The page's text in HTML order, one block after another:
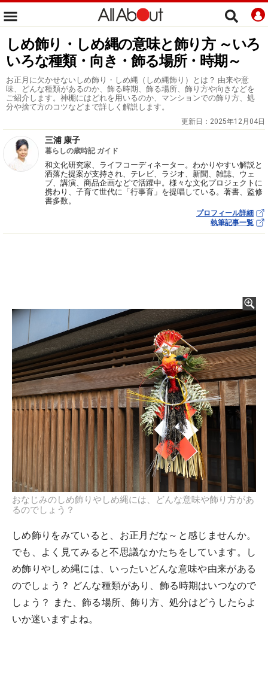
しめ飾り・しめ縄の意味と飾り方 ～いろ
いろな種類・向き・飾る場所・時期～
お正月に欠かせないしめ飾り・しめ縄（しめ縄飾り）とは？ 由来や意
味、どんな種類があるのか、飾る時期、飾る場所、飾り方や向きなどを
ご紹介します。神棚にはどれを用いるのか、マンションでの飾り方、処
分や捨て方のコツなどまで詳しく解説します。
更新日： 2025年12月04日
三浦 康子
暮らしの歳時記 ガイド
和文化研究家、ライフコーディネーター。わかりやすい解説と
洒落た提案が支持され、テレビ、ラジオ、新聞、雑誌、ウェ
ブ、講演、商品企画などで活躍中。様々な文化プロジェクトに
携わり、子育て世代に「行事育」を提唱している。著書、監修
書多数。
プロフィール詳細
執筆記事一覧
おなじみのしめ飾りやしめ縄には、どんな意味や飾り方があ
るのでしょう？
しめ飾りをみていると、お正月だな～と感じませんか。
でも、よく見てみると不思議なかたちをしています。し
め飾りやしめ縄には、いったいどんな意味や由来がある
のでしょう？ どんな種類があり、飾る時期はいつなので
しょう？ また、飾る場所、飾り方、処分はどうしたらよ
いか迷いますよね。